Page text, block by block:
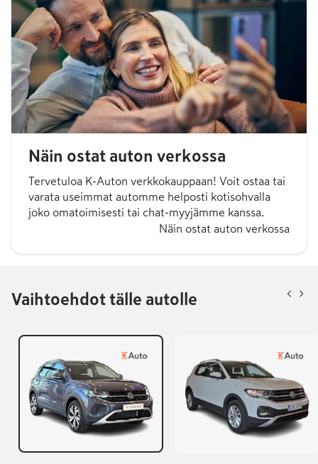
Näin ostat auton verkossa
Tervetuloa K-Auton verkkokauppaan! Voit ostaa tai
varata useimmat automme helposti kotisohvalla
joko omatoimisesti tai chat-myyjämme kanssa.
Näin ostat auton verkossa
Vaihtoehdot tälle autolle